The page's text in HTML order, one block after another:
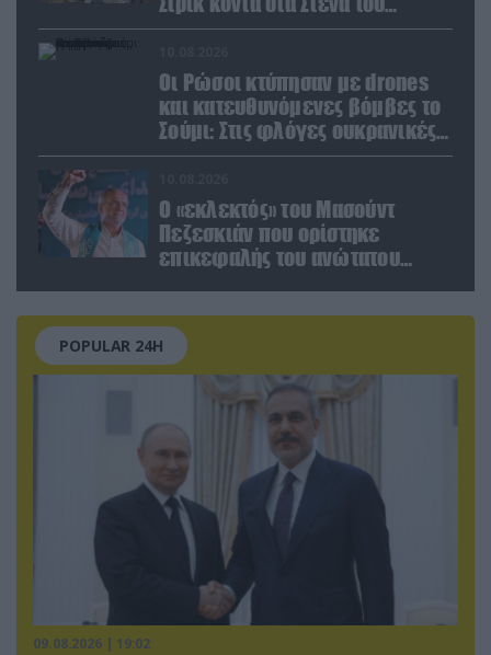
Ορμούζ: Δείτε βίντεο
Οι Ρώσοι κτύπησαν με drones
και κατευθυνόμενες βόμβες το
Σούμι: Στις φλόγες ουκρανικές
ενεργειακές εγκαταστάσεις
Ο «εκλεκτός» του Μασούντ
Πεζεσκιάν που ορίστηκε
επικεφαλής του ανώτατου
POPULAR 24H
09.08.2026 | 19:02